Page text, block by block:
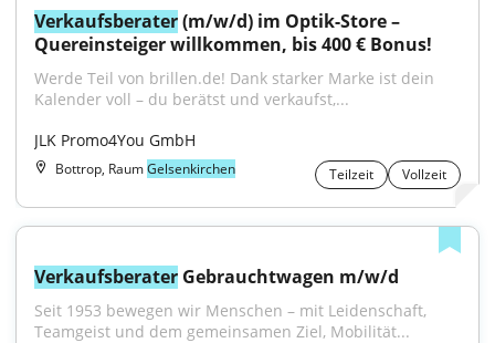
Verkaufsberater (m/w/d) im Optik-Store –
Quereinsteiger willkommen, bis 400 € Bonus!
Werde Teil von brillen.de! Dank starker Marke ist dein
Kalender voll – du berätst und verkaufst,...
JLK Promo4You GmbH
Bottrop, RaumGelsenkirchen Teilzeit Vollzeit
Verkaufsberater Gebrauchtwagen m/w/d
Seit 1953 bewegen wir Menschen – mit Leidenschaft,
Teamgeist und dem gemeinsamen Ziel, Mobilität...